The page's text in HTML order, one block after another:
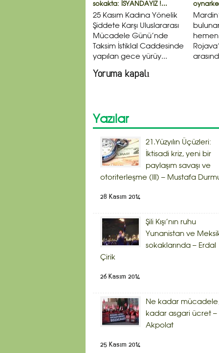
sokakta: İSYANDAYIZ !...
25 Kasım Kadına Yönelik
Şiddete Karşı Uluslararası
Mücadele Günü’nde
Taksim İstiklal Caddesinde
yapılan gece yürüy...
hemen
Yoruma kapalı
Yazılar
21.Yüzyılın Üçüzleri:
İktisadi kriz, yeni bir
paylaşım savaşı ve
otoriterleşme (III) – Mustafa
28 Kasım 2014
Şili Kışı’nın ruhu
Yunanistan ve
sokaklarında – Erdal
Çirik
26 Kasım 2014
Ne kadar
kadar asgari ücret –
Akpolat
25 Kasım 2014